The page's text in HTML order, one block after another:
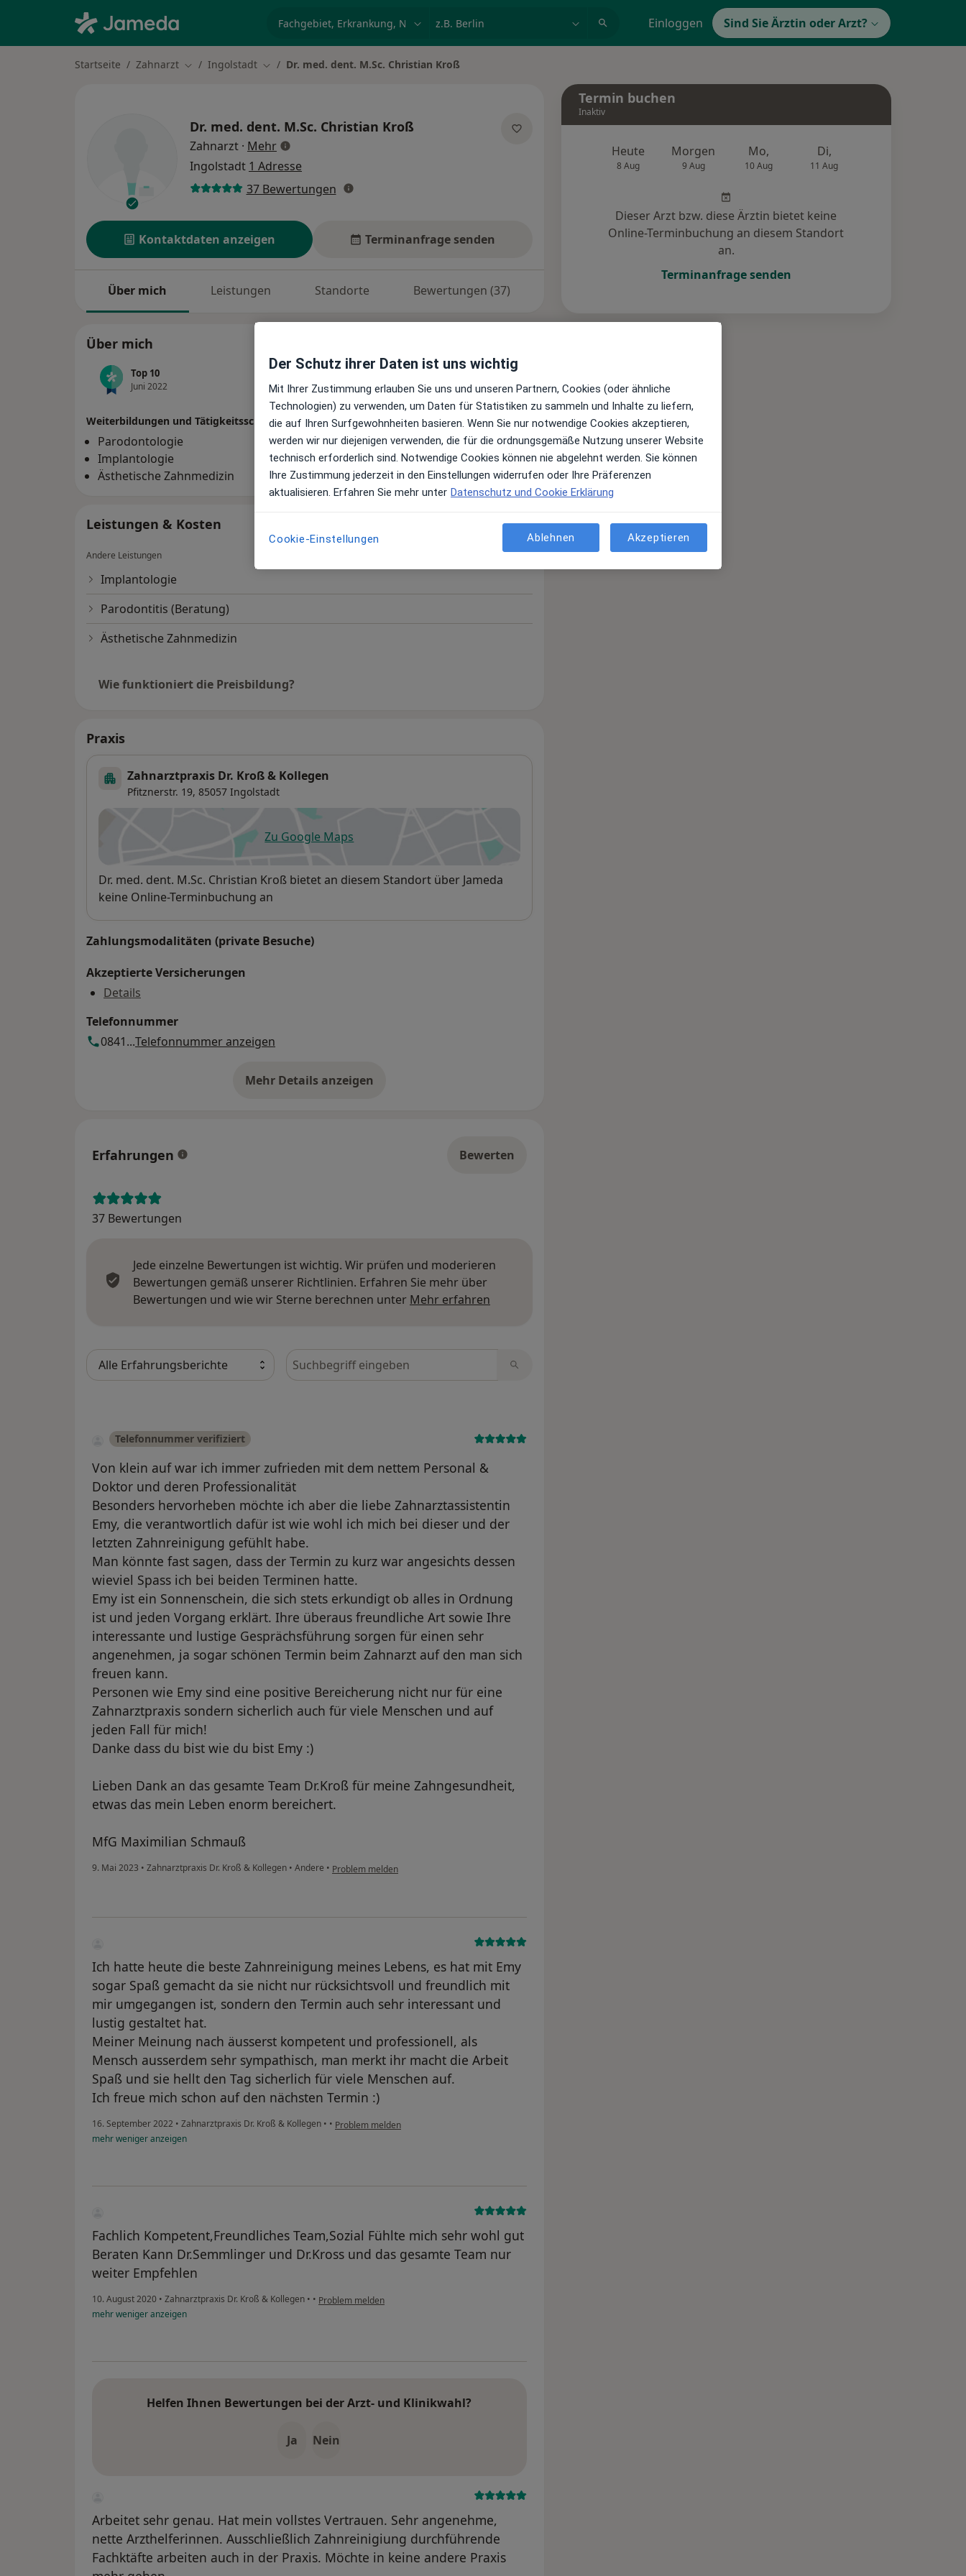
Einloggen Sind Sie Ärztin oder Arzt?
Startseite Zahnarzt Stadt ändern
Ingolstadt Stadt ändern
Dr. med. dent. M.Sc. Christian Kroß
Dr. med. dent. M.Sc. Christian Kroß
Zahnarzt · Mehrüber Spezialisierungen
Ingolstadt 1 Adresse
37 Bewertungen
Kontaktdaten anzeigen Terminanfrage senden
Über mich Leistungen Standorte Bewertungen (37)
Über mich
Top 10
Juni 2022
Top 20
Juni 2022
Weiterbildungen und Tätigkeitsschwerpunkte
Parodontologie
Implantologie
Ästhetische Zahnmedizin
Leistungen & Kosten
Andere Leistungen
Implantologie
Parodontitis (Beratung)
Ästhetische Zahnmedizin
Wie funktioniert die Preisbildung?
Praxis
Zahnarztpraxis Dr. Kroß & Kollegen
Pfitznerstr. 19, 85057 Ingolstadt
Zu Google Mapsöffnet in einer neuen Registerkarte
Verfügbarkeit
Dr. med. dent. M.Sc. Christian Kroß bietet an diesem Standort über Jameda
keine Online-Terminbuchung an
Zahlungsmodalitäten (private Besuche)
Akzeptierte Versicherungen
Details
Telefonnummer
0841...Telefonnummer anzeigen
Mehr Details anzeigen
über die Adresse
Erfahrungen Bewerten
37 Bewertungen
Jede einzelne Bewertungen ist wichtig. Wir prüfen und moderieren
Bewertungen gemäß unserer Richtlinien. Erfahren Sie mehr über
Bewertungen und wie wir Sterne berechnen unter Mehr erfahren
Bewertungen durchsuchen
Telefonnummer verifiziert
Von klein auf war ich immer zufrieden mit dem nettem Personal &
Doktor und deren Professionalität
Besonders hervorheben möchte ich aber die liebe Zahnarztassistentin
Emy, die verantwortlich dafür ist wie wohl ich mich bei dieser und der
letzten Zahnreinigung gefühlt habe.
Man könnte fast sagen, dass der Termin zu kurz war angesichts dessen
wieviel Spass ich bei beiden Terminen hatte.
Emy ist ein Sonnenschein, die sich stets erkundigt ob alles in Ordnung
ist und jeden Vorgang erklärt. Ihre überaus freundliche Art sowie Ihre
interessante und lustige Gesprächsführung sorgen für einen sehr
angenehmen, ja sogar schönen Termin beim Zahnarzt auf den man sich
freuen kann.
Personen wie Emy sind eine positive Bereicherung nicht nur für eine
Zahnarztpraxis sondern sicherlich auch für viele Menschen und auf
jeden Fall für mich!
Danke dass du bist wie du bist Emy :)
Lieben Dank an das gesamte Team Dr.Kroß für meine Zahngesundheit,
etwas das mein Leben enorm bereichert.
MfG Maximilian Schmauß
9. Mai 2023 • Zahnarztpraxis Dr. Kroß & Kollegen • Andere • Problem melden
Ich hatte heute die beste Zahnreinigung meines Lebens, es hat mit Emy
sogar Spaß gemacht da sie nicht nur rücksichtsvoll und freundlich mit
mir umgegangen ist, sondern den Termin auch sehr interessant und
lustig gestaltet hat.
Meiner Meinung nach äusserst kompetent und professionell, als
Mensch ausserdem sehr sympathisch, man merkt ihr macht die Arbeit
Spaß und sie hellt den Tag sicherlich für viele Menschen auf.
Ich freue mich schon auf den nächsten Termin :)
16. September 2022 • Zahnarztpraxis Dr. Kroß & Kollegen • • Problem melden
mehrwenigeranzeigen
Fachlich Kompetent,Freundliches Team,Sozial Fühlte mich sehr wohl gut
Beraten Kann Dr.Semmlinger und Dr.Kross und das gesamte Team nur
weiter Empfehlen
10. August 2020 • Zahnarztpraxis Dr. Kroß & Kollegen • • Problem melden
mehrwenigeranzeigen
Helfen Ihnen Bewertungen bei der Arzt- und Klinikwahl?
Ja Nein
Arbeitet sehr genau. Hat mein vollstes Vertrauen. Sehr angenehme,
nette Arzthelferinnen. Ausschließlich Zahnreinigiung durchführende
Fachktäfte arbeiten auch in der Praxis. Möchte in keine andere Praxis
Termin buchen
Inaktiv
Heute
8 Aug
Morgen
9 Aug
Mo,
10 Aug
Di,
11 Aug
Dieser Arzt bzw. diese Ärztin bietet keine
Online-Terminbuchung an diesem Standort
an.
Terminanfrage senden
Der Schutz ihrer Daten ist uns wichtig
Mit Ihrer Zustimmung erlauben Sie uns und unseren Partnern, Cookies (oder ähnliche
Technologien) zu verwenden, um Daten für Statistiken zu sammeln und Inhalte zu liefern,
die auf Ihren Surfgewohnheiten basieren. Wenn Sie nur notwendige Cookies akzeptieren,
werden wir nur diejenigen verwenden, die für die ordnungsgemäße Nutzung unserer Website
technisch erforderlich sind. Notwendige Cookies können nie abgelehnt werden. Sie können
Ihre Zustimmung jederzeit in den Einstellungen widerrufen oder Ihre Präferenzen
aktualisieren. Erfahren Sie mehr unter Datenschutz und Cookie Erklärung
Cookie-Einstellungen Ablehnen Akzeptieren